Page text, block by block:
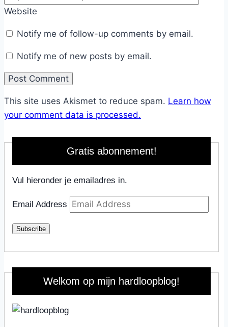
Website
Notify me of follow-up comments by email.
Notify me of new posts by email.
This site uses Akismet to reduce spam. Learn how
your comment data is processed.
Gratis abonnement!
Vul hieronder je emailadres in.
Email Address
Subscribe
Welkom op mijn hardloopblog!